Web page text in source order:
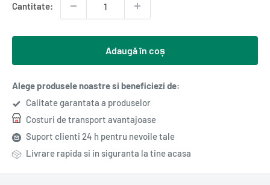
Cantitate:
Adaugă în coș
Alege produsele noastre si beneficiezi de:
Calitate garantata a produselor
Costuri de transport avantajoase
Suport clienti 24 h pentru nevoile tale
Livrare rapida si in siguranta la tine acasa